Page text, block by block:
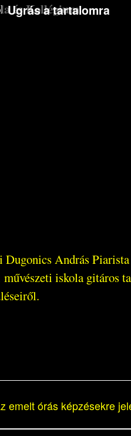
Ugrás a tartalomra
és Kollégium
András
iskola gitáros
órás képzésekre